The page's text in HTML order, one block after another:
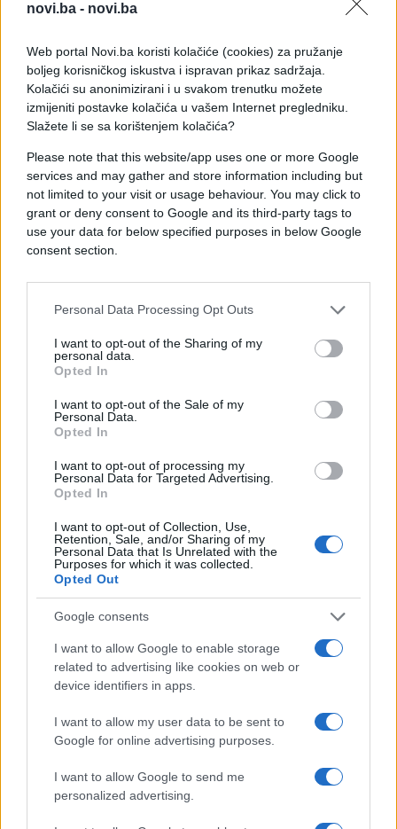
novi.ba - novi.ba
Web portal Novi.ba koristi kolačiće (cookies) za pružanje
boljeg korisničkog iskustva i ispravan prikaz sadržaja.
Kolačići su anonimizirani i u svakom trenutku možete
izmijeniti postavke kolačića u vašem Internet pregledniku.
Slažete li se sa korištenjem kolačića?
Please note that this website/app uses one or more Google
services and may gather and store information including but
not limited to your visit or usage behaviour. You may click to
grant or deny consent to Google and its third-party tags to
use your data for below specified purposes in below Google
consent section.
Personal Data Processing Opt Outs
I want to opt-out of the Sharing of my
personal data.
Opted In
I want to opt-out of the Sale of my
Personal Data.
Opted In
I want to opt-out of processing my
Personal Data for Targeted Advertising.
Opted In
I want to opt-out of Collection, Use,
Retention, Sale, and/or Sharing of my
Personal Data that Is Unrelated with the
Purposes for which it was collected.
Opted Out
Google consents
I want to allow Google to enable storage
related to advertising like cookies on web or
device identifiers in apps.
I want to allow my user data to be sent to
Google for online advertising purposes.
I want to allow Google to send me
personalized advertising.
Ostavite ih opet da narastu, pred pečenjem
namažite ih žumanjcetom i posujte ih
šećerom.Pecite ih na 180 stepeni do zlatno braon
boje.
DLAČICE IZNAD USANA UKLONITE OVIM
POVRĆEM: Bit ćete ODUŠEVLJENI rezultatom!
#hrana #recepti